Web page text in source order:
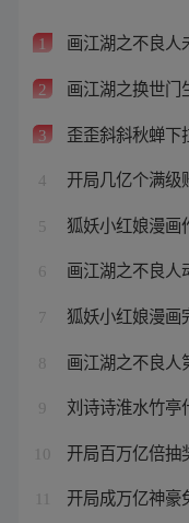
1 画江湖之不良人
2 画江湖之换世门
3 歪歪斜斜秋蝉下
4 开局几亿个满级
5 狐妖小红娘漫画
6 画江湖之不良人
7 狐妖小红娘漫画
8 画江湖之不良人
9 刘诗诗淮水竹亭
10 开局百万亿倍抽
开局成万亿神豪